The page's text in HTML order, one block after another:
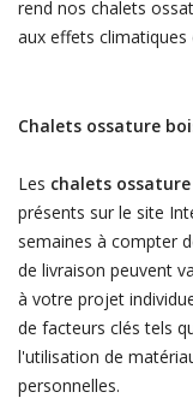
rend nos chalets
aux effets
Chalets ossature
Les chalets
présents sur le site
semaines à compter
de livraison peuvent
à votre projet
de facteurs clés tels
l'utilisation de
personnelles.